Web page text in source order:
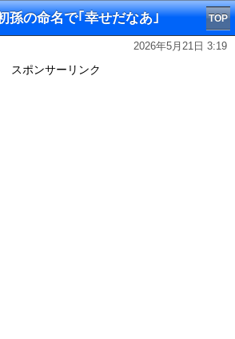
孫の命名で｢幸せだなあ｣ TOP
2026年5月21日 3:19
スポンサーリンク